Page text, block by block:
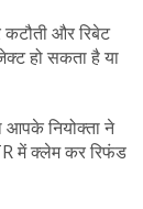
और रिबेट
हो सकता है या
नियोक्ता ने
में क्लेम कर रिफंड